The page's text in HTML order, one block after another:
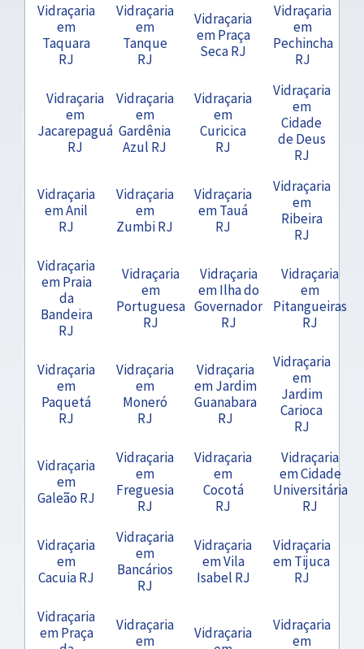
Vidraçaria
em
Taquara
RJ
Vidraçaria
em
Tanque
RJ
Vidraçaria
em Praça
Seca RJ
Vidraçaria
em
Pechincha
RJ
Vidraçaria
em
Jacarepaguá
RJ
Vidraçaria
em
Gardênia
Azul RJ
Vidraçaria
em
Curicica
RJ
Vidraçaria
em
Cidade
de Deus
RJ
Vidraçaria
em Anil
RJ
Vidraçaria
em
Zumbi RJ
Vidraçaria
em Tauá
RJ
Vidraçaria
em
Ribeira
RJ
Vidraçaria
em Praia
da
Bandeira
RJ
Vidraçaria
em
Portuguesa
RJ
Vidraçaria
em Ilha do
Governador
RJ
Vidraçaria
em
Pitangueiras
RJ
Vidraçaria
em
Paquetá
RJ
Vidraçaria
em
Moneró
RJ
Vidraçaria
em Jardim
Guanabara
RJ
Vidraçaria
em
Jardim
Carioca
RJ
Vidraçaria
em
Galeão RJ
Vidraçaria
em
Freguesia
RJ
Vidraçaria
em
Cocotá
RJ
Vidraçaria
em Cidade
Universitária
RJ
Vidraçaria
em
Cacuia RJ
Vidraçaria
em
Bancários
RJ
Vidraçaria
em Vila
Isabel RJ
Vidraçaria
em Tijuca
RJ
Vidraçaria
em Praça
Vidraçaria
em
Vidraçaria
Vidraçaria
em